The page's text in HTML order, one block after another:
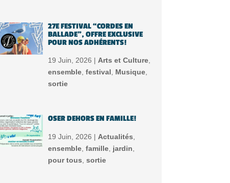
27E FESTIVAL “CORDES EN
BALLADE”, OFFRE EXCLUSIVE
POUR NOS ADHÉRENTS!
19 Juin, 2026 | Arts et Culture,
ensemble, festival Musique,
sortie
OSER DEHORS EN FAMILLE!
19 Juin, 2026 | Actualités
ensemble, famille, jardin
pour tous sortie